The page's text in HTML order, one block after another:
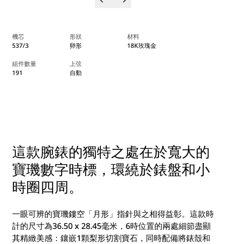
機芯
537/3
形狀
卵形
材料
18K玫瑰金
組件數量
191
上弦
自動
這款腕錶的獨特之處在於寬大的
寶璣數字時標，環繞於錶盤和小
時圈四周。
一眼可辨的寶璣鏤空「月形」指針與之相得益彰。這款時
計的尺寸為36.50 x 28.45毫米，6時位置的兩處細節盡顯
其精緻美感：鑲嵌1顆梨形切割寶石，同時配備將錶殼和